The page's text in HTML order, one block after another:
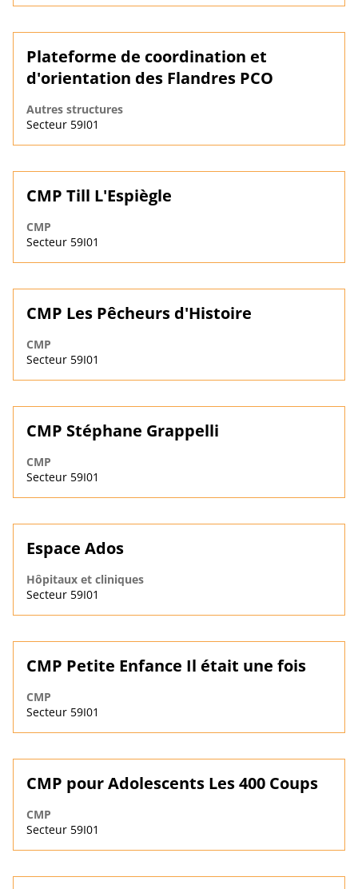
Plateforme de coordination et
d'orientation des Flandres PCO
Autres structures
Secteur 59I01
CMP Till L'Espiègle
CMP
Secteur 59I01
CMP Les Pêcheurs d'Histoire
CMP
Secteur 59I01
CMP Stéphane Grappelli
CMP
Secteur 59I01
Espace Ados
Hôpitaux et cliniques
Secteur 59I01
CMP Petite Enfance Il était une fois
CMP
Secteur 59I01
CMP pour Adolescents Les 400 Coups
CMP
Secteur 59I01